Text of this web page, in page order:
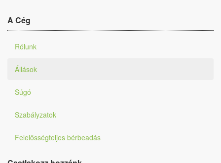
A Cég
Rólunk
Állások
Súgó
Szabályzatok
Felelősségteljes bérbeadás